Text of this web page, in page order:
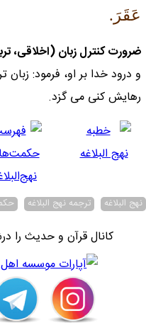
عَقَرَ.
ضرورت كنترل زبان (اخلاقى،
و درود خدا بر او، فرمود:
رهايش كنى مى گزد.
نهج البلاغه ترجمه نهج البلاغه
کانال قرآن و حدیث را